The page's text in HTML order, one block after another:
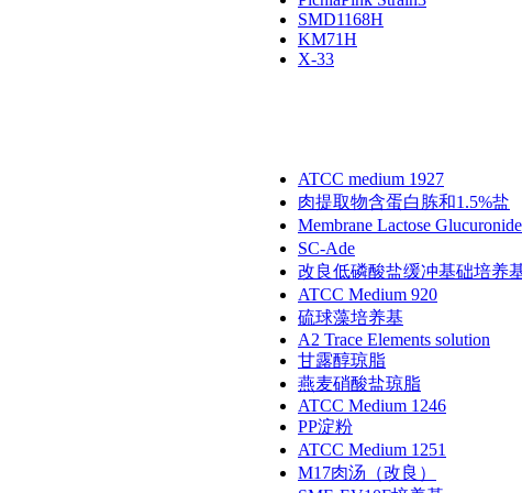
SMD1168H
KM71H
X-33
ATCC medium 1927
肉提取物含蛋白胨和1.5%盐
Membrane Lactose
SC-Ade
改良低磷酸盐缓冲基础培养
ATCC Medium 920
硫球藻培养基
A2 Trace Elements solution
甘露醇琼脂
燕麦硝酸盐琼脂
ATCC Medium 1246
PP淀粉
ATCC Medium 1251
M17肉汤（改良）